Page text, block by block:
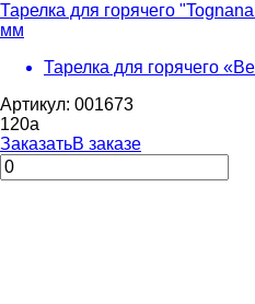
Тарелка для горячего
мм
Тарелка для горячего
Артикул: 001673
120a
ЗаказатьВ заказе